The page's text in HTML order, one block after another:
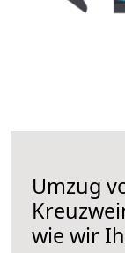
Umzug
wie wir